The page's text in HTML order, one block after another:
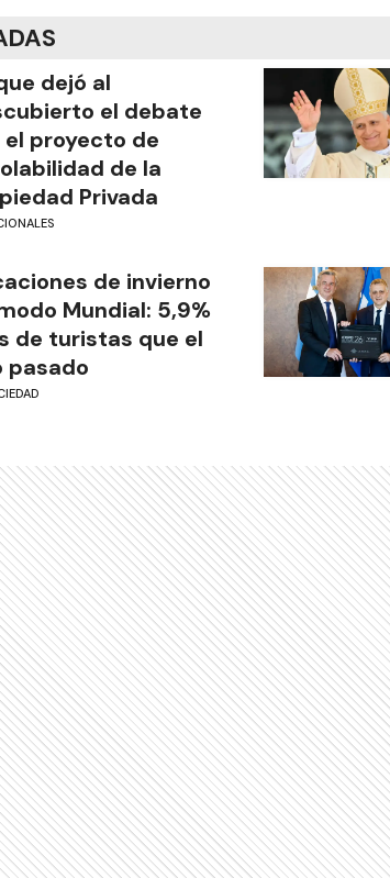
dejó al
el debate
proyecto de
de la
Privada
de invierno
Mundial: 5,9%
de turistas que el
pasado